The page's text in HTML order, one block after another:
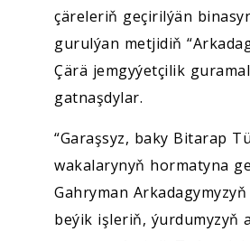
çäreleriň geçirilýän
gurulýan metjidiň
Çärä jemgyýetçilik
gatnaşdylar.
“Garaşsyz, baky Bitarap
wakalarynyň hormatyna
Gahryman
beýik işleriň, ýurdumyzyň